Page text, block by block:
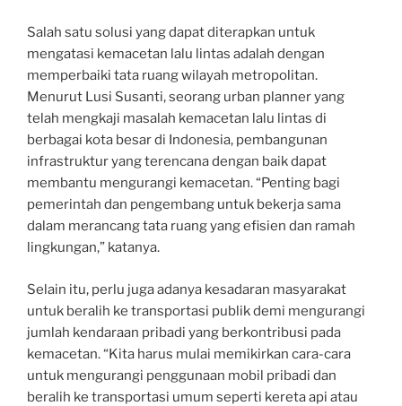
Salah satu solusi yang dapat diterapkan untuk
mengatasi kemacetan lalu lintas adalah dengan
memperbaiki tata ruang wilayah metropolitan.
Menurut Lusi Susanti, seorang urban planner yang
telah mengkaji masalah kemacetan lalu lintas di
berbagai kota besar di Indonesia, pembangunan
infrastruktur yang terencana dengan baik dapat
membantu mengurangi kemacetan. “Penting bagi
pemerintah dan pengembang untuk bekerja sama
dalam merancang tata ruang yang efisien dan ramah
lingkungan,” katanya.
Selain itu, perlu juga adanya kesadaran masyarakat
untuk beralih ke transportasi publik demi mengurangi
jumlah kendaraan pribadi yang berkontribusi pada
kemacetan. “Kita harus mulai memikirkan cara-cara
untuk mengurangi penggunaan mobil pribadi dan
beralih ke transportasi umum seperti kereta api atau